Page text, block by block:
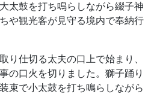
太鼓を打ち鳴らしながら綴子神
や観光客が見守る境内で奉納行
り仕切る太夫の口上で始まり、
の口火を切りました。獅子踊り
束で小太鼓を打ち鳴らしながら